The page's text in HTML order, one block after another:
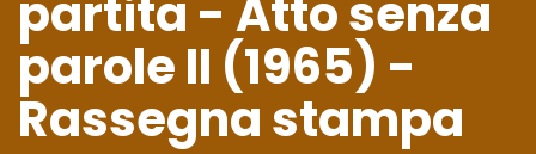
partita - Atto senza
parole II (1965) -
Rassegna stampa